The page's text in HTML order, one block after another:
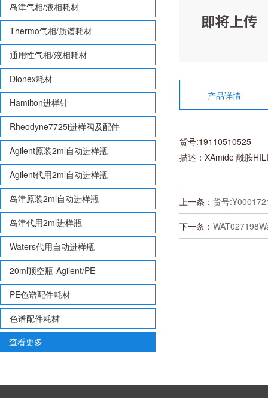
岛津气相/液相耗材
Thermo气相/质谱耗材
通用性气相/液相耗材
Dionex耗材
Hamilton进样针
Rheodyne7725i进样阀及配件
Agilent原装2ml自动进样瓶
Agilent代用2ml自动进样瓶
岛津原装2ml自动进样瓶
岛津代用2ml进样瓶
Waters代用自动进样瓶
20ml顶空瓶-Agilent/PE
PE色谱配件耗材
色谱配件耗材
查看更多
产品详情
货号:19110510525
描述：XAmide 酰胺
上一条： 货号
下一条：